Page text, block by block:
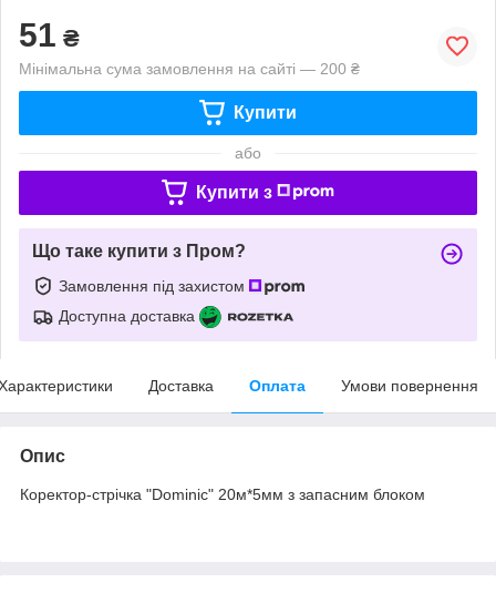
51 ₴
Мінімальна сума замовлення на сайті — 200 ₴
Купити
або
Купити з
Що таке купити з Пром?
Замовлення під захистом
Доступна доставка
Доставка Оплата Умови повернення
Опис
Коректор-стрічка "Dominic" 20м*5мм з запасним блоком